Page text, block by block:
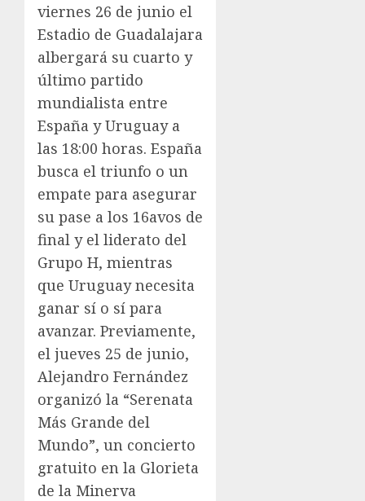
viernes 26 de junio el
Estadio de Guadalajara
albergará su cuarto y
último partido
mundialista entre
España y Uruguay a
las 18:00 horas. España
busca el triunfo o un
empate para asegurar
su pase a los 16avos de
final y el liderato del
Grupo H, mientras
que Uruguay necesita
ganar sí o sí para
avanzar. Previamente,
el jueves 25 de junio,
Alejandro Fernández
organizó la “Serenata
Más Grande del
Mundo”, un concierto
gratuito en la Glorieta
de la Minerva